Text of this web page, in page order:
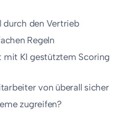
durch den Vertrieb
Regeln
KI gestütztem Scoring
von überall sicher
zugreifen?